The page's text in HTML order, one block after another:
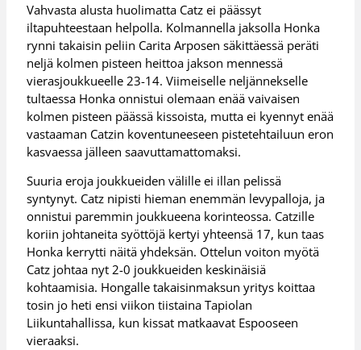
Vahvasta alusta huolimatta Catz ei päässyt
iltapuhteestaan helpolla. Kolmannella jaksolla Honka
rynni takaisin peliin Carita Arposen säkittäessä peräti
neljä kolmen pisteen heittoa jakson mennessä
vierasjoukkueelle 23-14. Viimeiselle neljännekselle
tultaessa Honka onnistui olemaan enää vaivaisen
kolmen pisteen päässä kissoista, mutta ei kyennyt enää
vastaaman Catzin koventuneeseen pistetehtailuun eron
kasvaessa jälleen saavuttamattomaksi.
Suuria eroja joukkueiden välille ei illan pelissä
syntynyt. Catz nipisti hieman enemmän levypalloja, ja
onnistui paremmin joukkueena korinteossa. Catzille
koriin johtaneita syöttöjä kertyi yhteensä 17, kun taas
Honka kerrytti näitä yhdeksän. Ottelun voiton myötä
Catz johtaa nyt 2-0 joukkueiden keskinäisiä
kohtaamisia. Hongalle takaisinmaksun yritys koittaa
tosin jo heti ensi viikon tiistaina Tapiolan
Liikuntahallissa, kun kissat matkaavat Espooseen
vieraaksi.